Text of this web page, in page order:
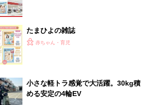
たまひよの雑誌
赤ちゃん・育児
小さな軽トラ感覚で大活躍。30kg積
める安定の4輪EV